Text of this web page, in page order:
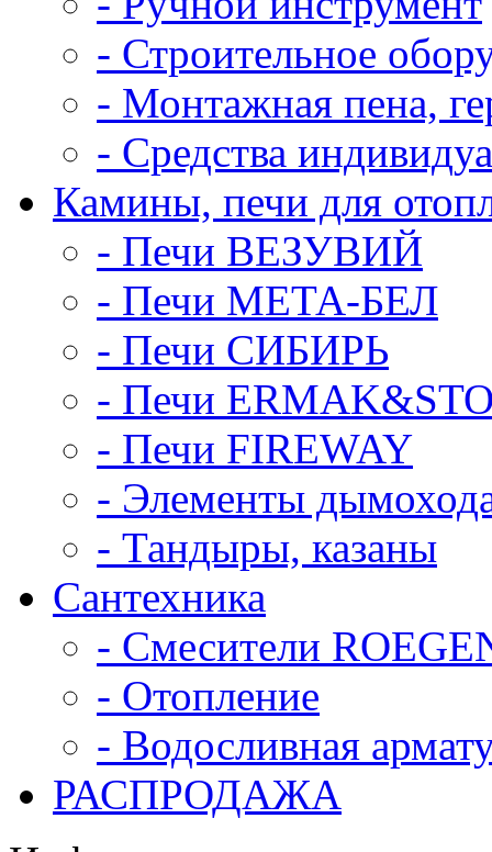
- Строительное
- Монтажная пена,
- Средства
Камины, печи для
- Печи ВЕЗУВИЙ
- Печи МЕТА-БЕЛ
- Печи СИБИРЬ
- Печи
- Печи FIREWAY
- Элементы
- Тандыры, казаны
Сантехника
- Смесители
- Отопление
- Водосливная
РАСПРОДАЖА